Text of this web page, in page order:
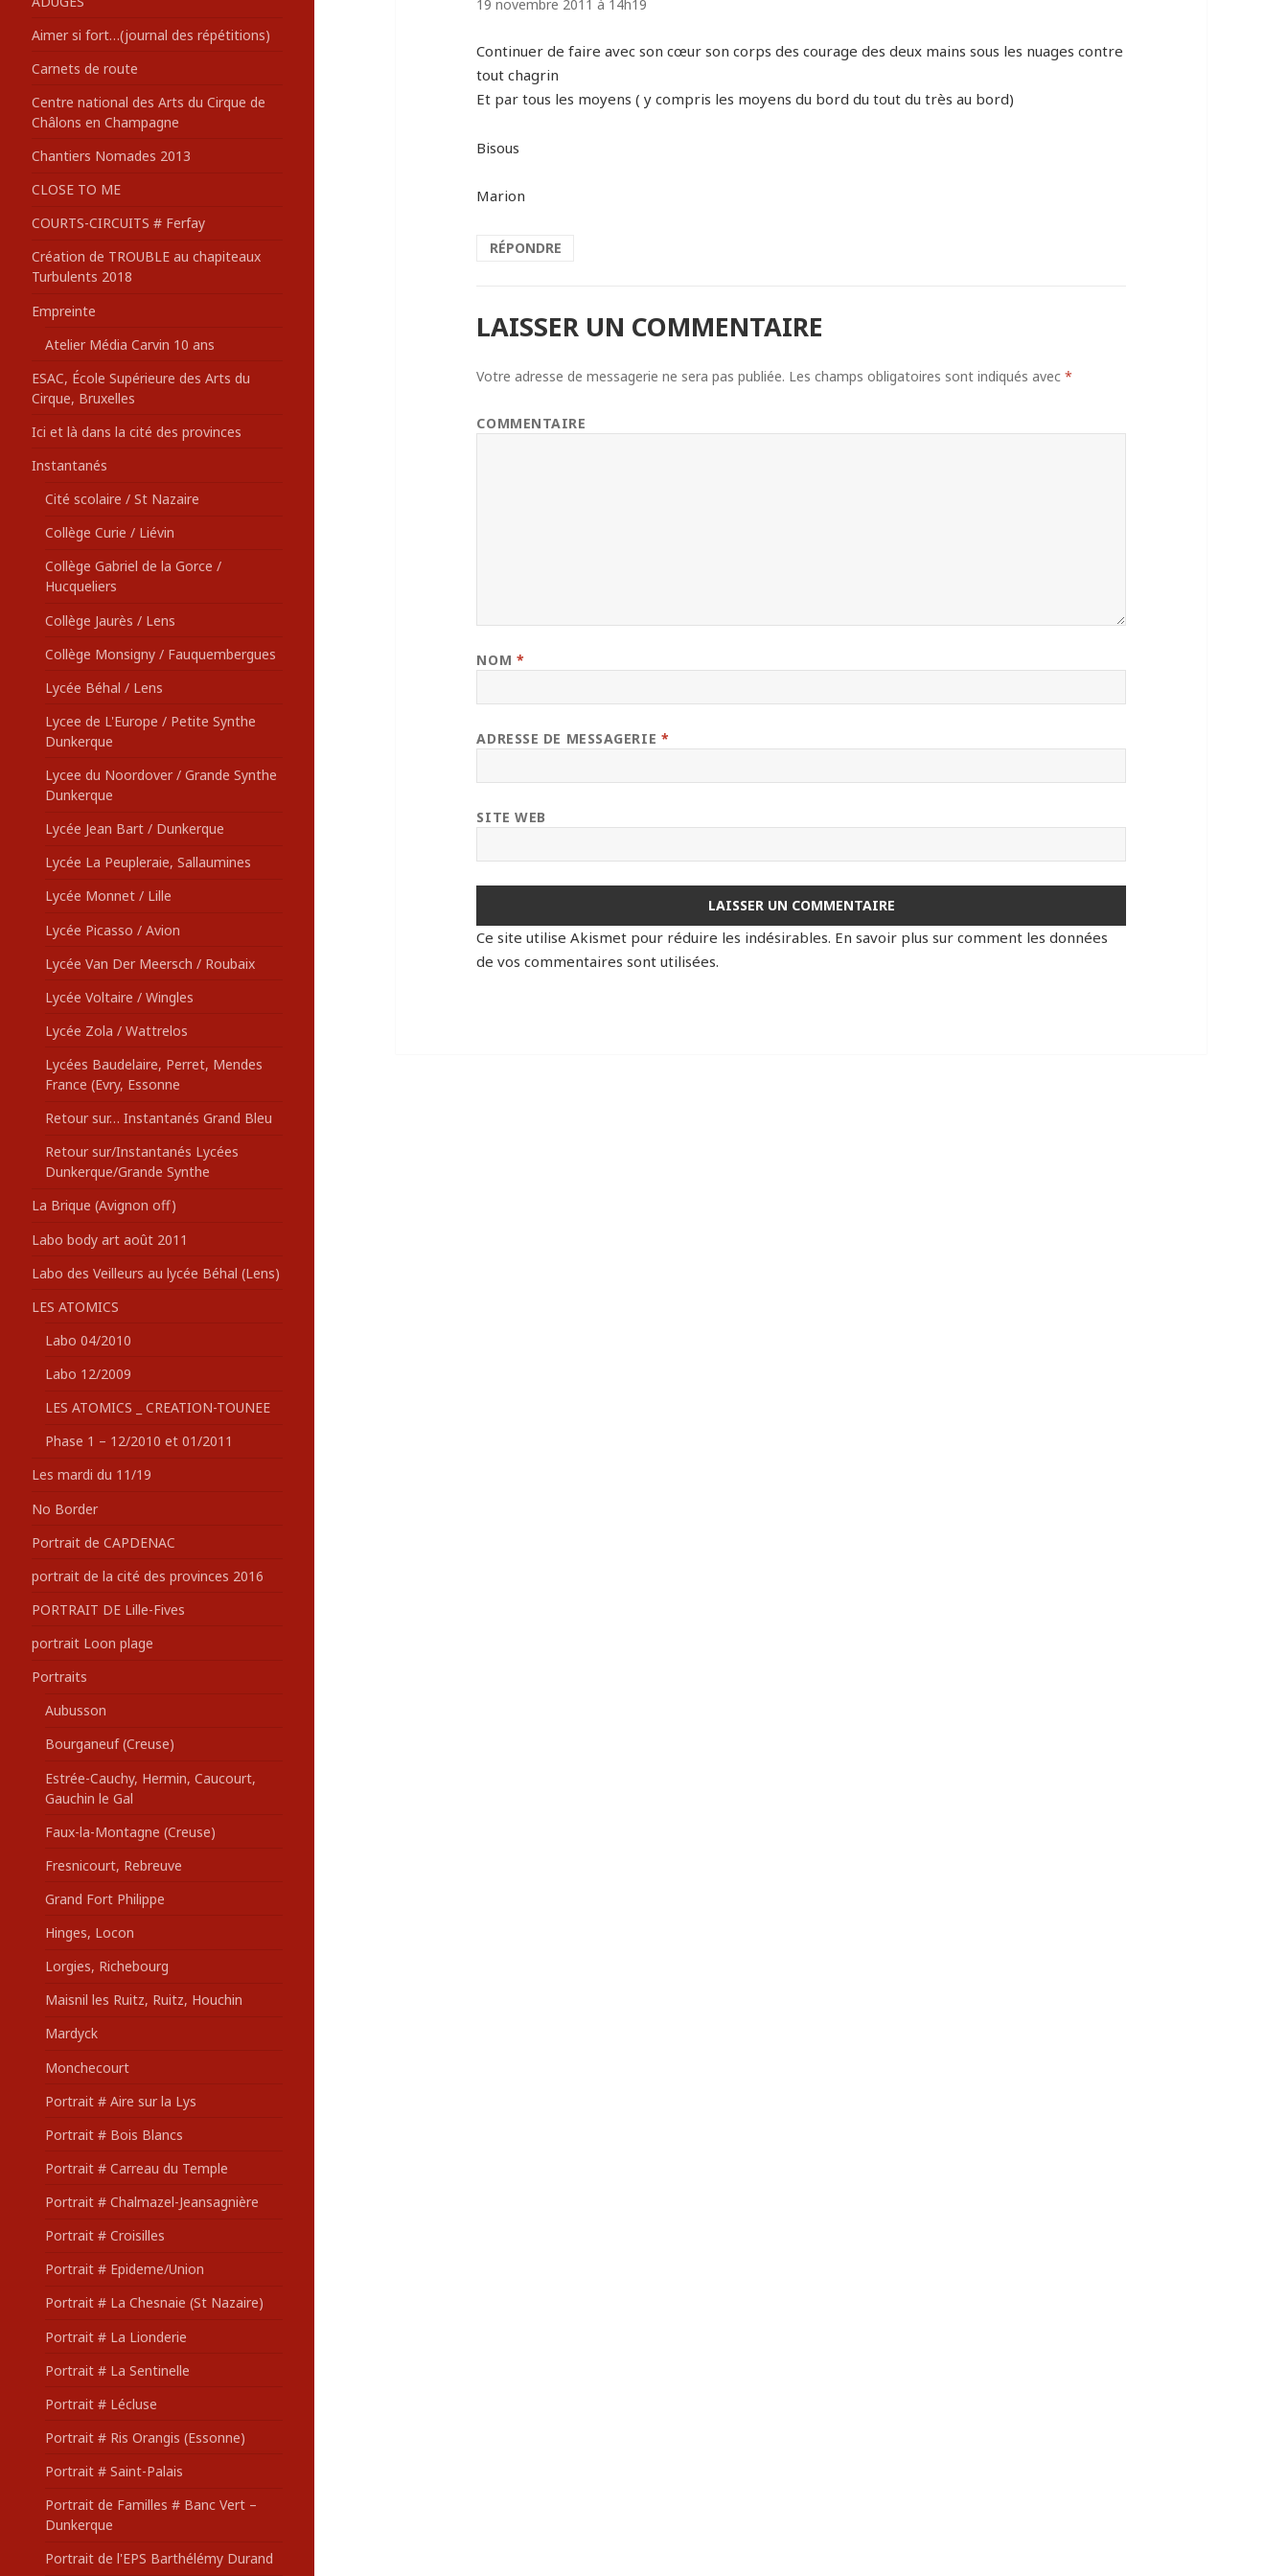
:Aimer si fort…(journal des répétitions)
Carnets de route
Centre national des Arts du Cirque de
Châlons en Champagne
Chantiers Nomades 2013
CLOSE TO ME
COURTS-CIRCUITS # Ferfay
Création de TROUBLE au chapiteaux
Turbulents 2018
Empreinte
Atelier Média Carvin 10 ans
ESAC, École Supérieure des Arts du
Cirque, Bruxelles
Ici et là dans la cité des provinces
Instantanés
Cité scolaire / St Nazaire
Collège Curie / Liévin
Collège Gabriel de la Gorce /
Hucqueliers
Collège Jaurès / Lens
Collège Monsigny / Fauquembergues
Lycée Béhal / Lens
Lycee de L'Europe / Petite Synthe
Dunkerque
Lycee du Noordover / Grande Synthe
Dunkerque
Lycée Jean Bart / Dunkerque
Lycée La Peupleraie, Sallaumines
Lycée Monnet / Lille
Lycée Picasso / Avion
Lycée Van Der Meersch / Roubaix
Lycée Voltaire / Wingles
Lycée Zola / Wattrelos
Lycées Baudelaire, Perret, Mendes
France (Evry, Essonne
Retour sur… Instantanés Grand Bleu
Retour sur/Instantanés Lycées
Dunkerque/Grande Synthe
La Brique (Avignon off)
Labo body art août 2011
Labo des Veilleurs au lycée Béhal (Lens)
LES ATOMICS
Labo 04/2010
Labo 12/2009
LES ATOMICS _ CREATION-TOUNEE
Phase 1 – 12/2010 et 01/2011
Les mardi du 11/19
No Border
Portrait de CAPDENAC
portrait de la cité des provinces 2016
PORTRAIT DE Lille-Fives
portrait Loon plage
Portraits
Aubusson
Bourganeuf (Creuse)
Estrée-Cauchy, Hermin, Caucourt,
Gauchin le Gal
Faux-la-Montagne (Creuse)
Fresnicourt, Rebreuve
Grand Fort Philippe
Hinges, Locon
Lorgies, Richebourg
Maisnil les Ruitz, Ruitz, Houchin
Mardyck
Monchecourt
Portrait # Aire sur la Lys
Portrait # Bois Blancs
Portrait # Carreau du Temple
Portrait # Chalmazel-Jeansagnière
Portrait # Croisilles
Portrait # Epideme/Union
Portrait # La Chesnaie (St Nazaire)
Portrait # La Lionderie
Portrait # La Sentinelle
Portrait # Lécluse
Portrait # Ris Orangis (Essonne)
Portrait # Saint-Palais
Portrait de Familles # Banc Vert –
Dunkerque
Portrait de l'EPS Barthélémy Durand
19 novembre 2011 à 14h19
Continuer de faire avec son cœur son corps des courage des deux mains sous les nuages contre
tout chagrin
Et par tous les moyens ( y compris les moyens du bord du tout du très au bord)
Bisous
Marion
RÉPONDRE
LAISSER UN COMMENTAIRE
Votre adresse de messagerie ne sera pas publiée. Les champs obligatoires sont indiqués avec*
COMMENTAIRE
NOM *
ADRESSE DE MESSAGERIE *
SITE WEB
Ce site utilise Akismet pour réduire les indésirables. En savoir plus sur comment les données
de vos commentaires sont utilisées.